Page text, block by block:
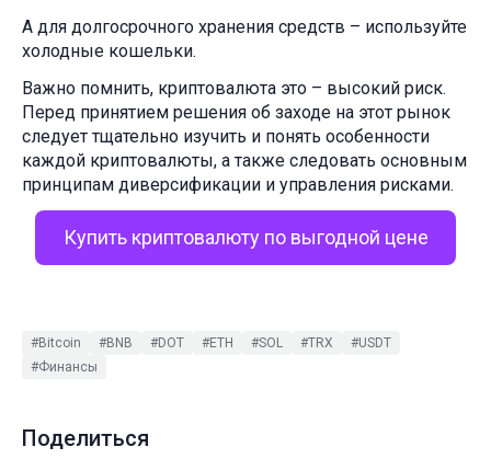
А для долгосрочного хранения средств – используйте
холодные кошельки.
Важно помнить, криптовалюта это – высокий риск.
Перед принятием решения об заходе на этот рынок
следует тщательно изучить и понять особенности
каждой криптовалюты, а также следовать основным
принципам диверсификации и управления рисками.
Купить криптовалюту по выгодной цене
#Bitcoin #BNB #DOT #ETH #SOL #TRX
#USDT
#Финансы
Поделиться